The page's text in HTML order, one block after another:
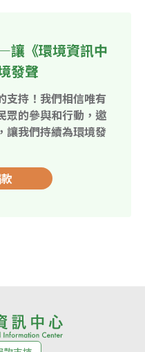
讓《環境資訊中
發聲
支持！我們相信唯有
眾的參與和行動，邀
讓我們持續為環境發